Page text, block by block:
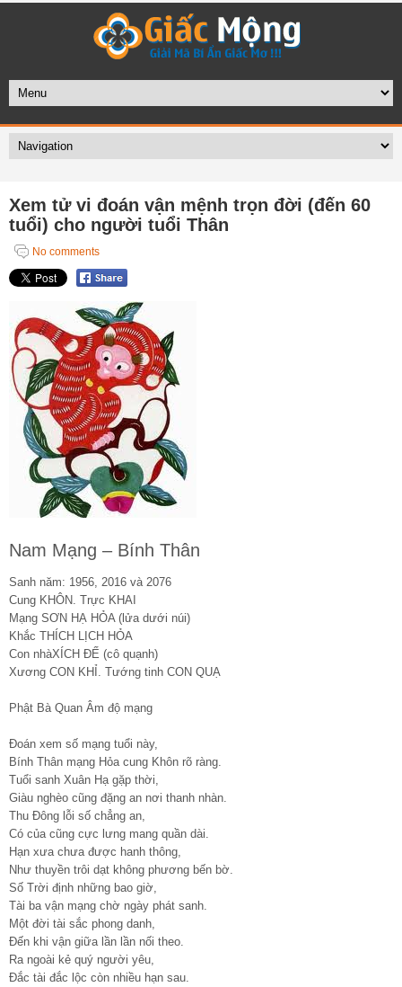
Xem tử vi đoán vận mệnh trọn đời (đến 60
tuổi) cho người tuổi Thân
No comments
Nam Mạng – Bính Thân
Sanh năm: 1956, 2016 và 2076
Cung KHÔN. Trực KHAI
Mạng SƠN HẠ HỎA (lửa dưới núi)
Khắc THÍCH LỊCH HỎA
Con nhàXÍCH ĐẾ (cô quạnh)
Xương CON KHỈ. Tướng tinh CON QUẠ
Phật Bà Quan Âm độ mạng
Đoán xem số mạng tuổi này,
Bính Thân mạng Hỏa cung Khôn rõ ràng.
Tuổi sanh Xuân Hạ gặp thời,
Giàu nghèo cũng đặng an nơi thanh nhàn.
Thu Đông lỗi số chẳng an,
Có của cũng cực lưng mang quần dài.
Hạn xưa chưa được hanh thông,
Như thuyền trôi dạt không phương bến bờ.
Số Trời định những bao giờ,
Tài ba vận mạng chờ ngày phát sanh.
Một đời tài sắc phong danh,
Đến khi vận giữa lần lần nối theo.
Ra ngoài kẻ quý người yêu,
Đắc tài đắc lộc còn nhiều hạn sau.